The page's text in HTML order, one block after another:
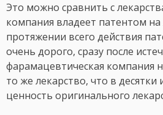
Это можно сравнить с
компания владеет патентом на
протяжении всего действия
очень дорого, сразу после
фарамацевтическая компания
то же лекарство, что в десятки
ценность оригинального